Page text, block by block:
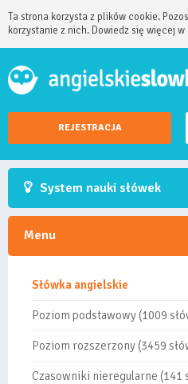
Ta strona korzysta z plików cookie.
korzystanie z nich. Dowiedz się więcej w
REJESTRACJA
System nauki słówek
Menu
Słówka angielskie
Poziom podstawowy (1009
Poziom rozszerzony (3459
Czasowniki nieregularne (141